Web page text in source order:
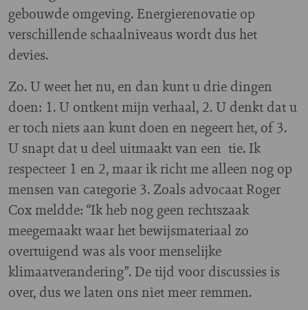
gebouwde omgeving. Energierenovatie op
verschillende schaalniveaus wordt dus het
devies.
Zo. U weet het nu, en dan kunt u drie dingen
doen: 1. U ontkent mijn verhaal, 2. U denkt dat u
er toch niets aan kunt doen en negeert het, of 3.
U snapt dat u deel uitmaakt van een tie. Ik
respecteer 1 en 2, maar ik richt me alleen nog op
mensen van categorie 3. Zoals advocaat Roger
Cox meldde: “Ik heb nog geen rechtszaak
meegemaakt waar het bewijsmateriaal zo
overtuigend was als voor menselijke
klimaatverandering”. De tijd voor discussies is
over, dus we laten ons niet meer remmen.